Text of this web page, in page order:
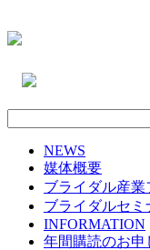
NEWS
媒体概要
ブライダル産業
ブライダルセミ
INFORMATION
年間購読のお申